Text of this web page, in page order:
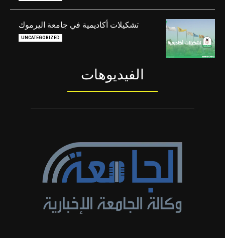
تشكيلات أكاديمية في جامعة اليرموك
UNCATEGORIZED
الفيديوهات